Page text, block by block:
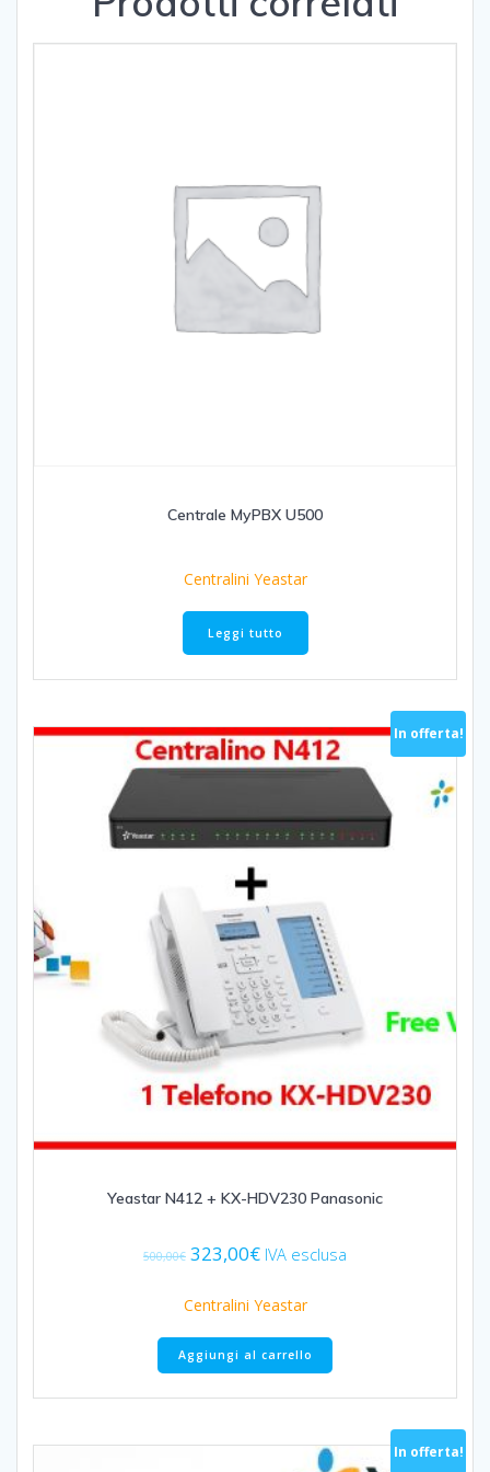
Centrale MyPBX U500
Centralini Yeastar
Leggi tutto
In offerta!
Yeastar N412 + KX-HDV230 Panasonic
500,00€ Il
originale
500,00€.
323,00€Il
attuale
323,00€.
IVA esclusa
Centralini Yeastar
Aggiungi al carrello
In offerta!